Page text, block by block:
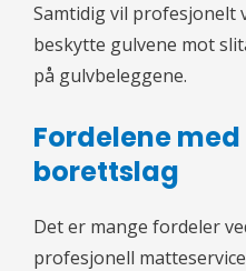
Samtidig vil profesjonelt
beskytte gulvene mot
på gulvbeleggene.
Fordelene
borettslag
Det er mange fordeler
profesjonell